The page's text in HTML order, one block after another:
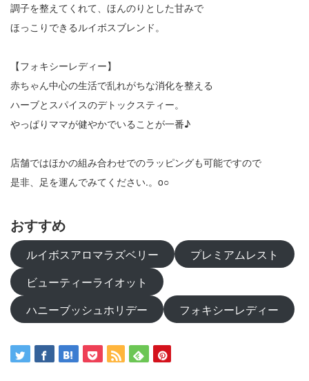
調子を整えてくれて、ほんのりとした甘みで
ほっこりできるルイボスブレンド。
【フォキシーレディー】
赤ちゃん中心の生活で乱れがちな消化を整える
ハーブとスパイスのデトックスティー。
やっぱりママが健やかでいることが一番♪
店舗ではほかの組み合わせでのラッピングも可能ですので
是非、足を運んでみてください.。o○
おすすめ
ルイボスアロマラズベリー
プレミアムレスト
ビューティーライオット
ハニーブッシュホリデー
フォキシーレディー